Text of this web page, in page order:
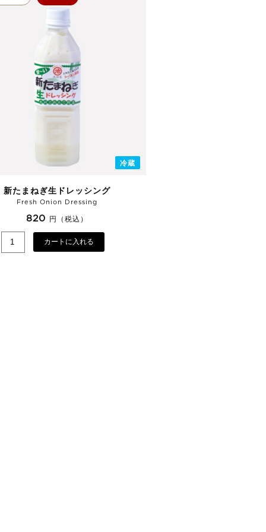
冷蔵
新たまねぎ生ドレッシング
Fresh Onion Dressing
820 円（税込）
カートに入れる